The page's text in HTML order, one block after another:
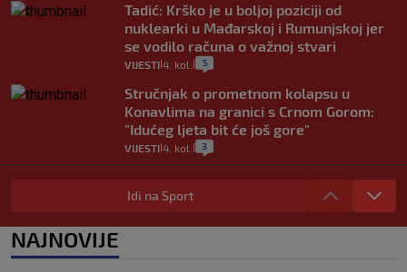
Tadić: Krško je u boljoj poziciji od
nuklearki u Mađarskoj i Rumunjskoj jer
se vodilo računa o važnoj stvari
VIJESTI 4. kol. 5
Stručnjak o prometnom kolapsu u
Konavlima na granici s Crnom Gorom:
"Idućeg ljeta bit će još gore"
VIJESTI 4. kol. 3
Iz Hrvatske u Italiju može se i preko
mora. Provjerili smo brodske linije i
2
Idi na Sport
NAJNOVIJE